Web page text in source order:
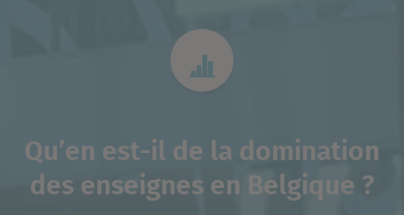
Qu’en est-il de la domination
des enseignes en Belgique ?